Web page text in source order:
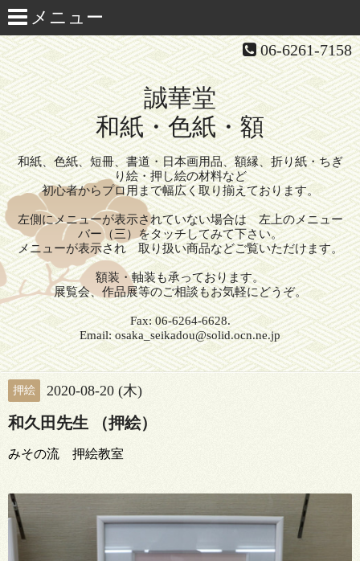
06-6261-7158
誠華堂
和紙・色紙・額
和紙、色紙、短冊、書道・日本画用品、額縁、折り紙・ちぎ
り絵・押し絵の材料など
初心者からプロ用まで幅広く取り揃えております。
左側にメニューが表示されていない場合は 左上のメニュー
バー（三）をタッチしてみて下さい。
メニューが表示され 取り扱い商品などご覧いただけます。
額装・軸装も承っております。
展覧会、作品展等のご相談もお気軽にどうぞ。
Fax: 06-6264-6628.
Email: osaka_seikadou@solid.ocn.ne.jp
押絵 2020-08-20 (木)
和久田先生 （押絵）
みその流 押絵教室